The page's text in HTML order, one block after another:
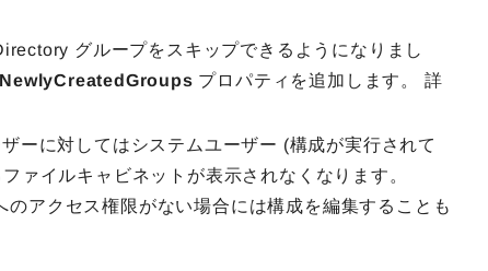
グループをスキップできるようになりまし
プロパティを追加します。 詳
ーに対してはシステムユーザー (構成が実行されて
ァイルキャビネットが表示されなくなります。
アクセス権限がない場合には構成を編集することも